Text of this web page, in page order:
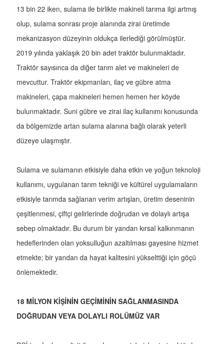
13 bin 22 iken, sulama ile birlikte makineli tarıma ilgi artmış
olup, sulama sonrası proje alanında zirai üretimde
mekanizasyon düzeyinin oldukça ilerlediği görülmüştür.
2019 yılında yaklaşık 20 bin adet traktör bulunmaktadır.
Traktör sayısınca da diğer tarım alet ve makineleri de
mevcuttur. Traktör ekipmanları, ilaç ve gübre atma
makineleri, çapa makineleri hemen hemen her köyde
bulunmaktadır. Suni gübre ve zirai ilaç kullanımı konusunda
da bölgemizde artan sulama alanına bağlı olarak yeterli
düzeye ulaşmıştır.
Sulama ve sulamanın etkisiyle daha etkin ve yoğun teknoloji
kullanımı, uygulanan tarım tekniği ve kültürel uygulamaların
etkisiyle tarımda sağlanan verim artışları, üretim deseninin
çeşitlenmesi, çiftçi gelirlerinde doğrudan ve dolaylı artışa
sebep olmaktadır. Bu durum bir yandan kırsal kalkınmanın
hedeflerinden olan yoksulluğun azaltılması gayesine hizmet
etmekte; bir yandan da hayat kalitesini yükselttiği için göçü
önlemektedir.
18 MİLYON KİŞİNİN GEÇİMİNİN SAĞLANMASINDA
DOĞRUDAN VEYA DOLAYLI ROLÜMÜZ VAR